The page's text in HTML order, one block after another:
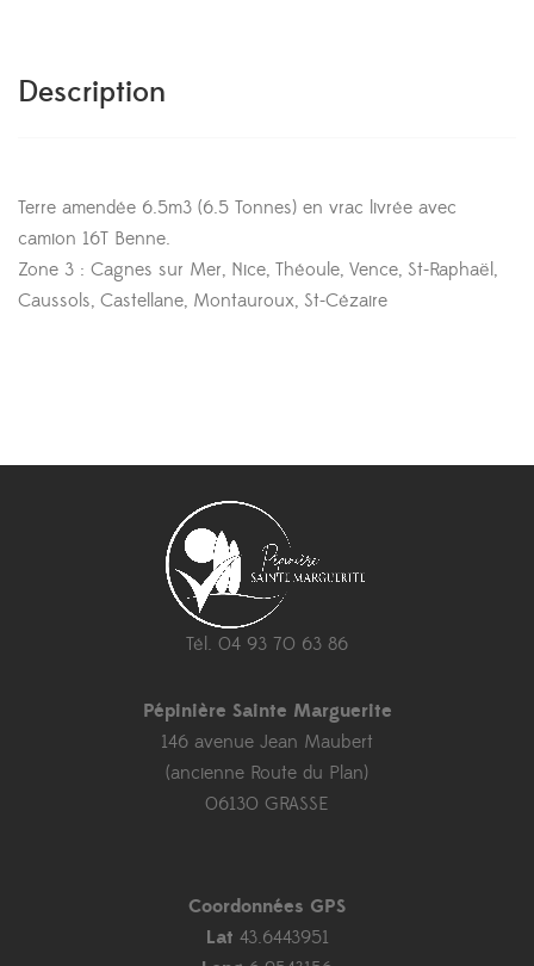
Description
Terre amendée 6.5m3 (6.5 Tonnes) en vrac livrée avec
camion 16T Benne.
Zone 3 : Cagnes sur Mer, Nice, Théoule, Vence, St-Raphaël,
Caussols, Castellane, Montauroux, St-Cézaire
Tél. 04 93 70 63 86
Pépinière Sainte Marguerite
146 avenue Jean Maubert
(ancienne Route du Plan)
06130 GRASSE
Coordonnées GPS
Lat 43.6443951